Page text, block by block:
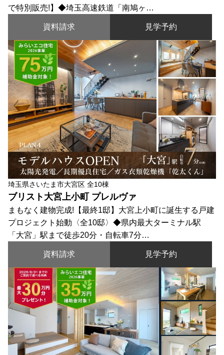
で特別販売!】◆埼玉高速鉄道「南鳩ヶ…
資料請求 見学予約
埼玉県さいたま市大宮区 全10棟
ブリスト大宮上小町 プレルヴァ
まもなく建物完成!【最終1邸】大宮上小町に誕生する戸建
プロジェクト始動〈全10邸〉◆県内最大ターミナル駅
「大宮」駅まで徒歩20分・自転車7分…
資料請求 見学予約